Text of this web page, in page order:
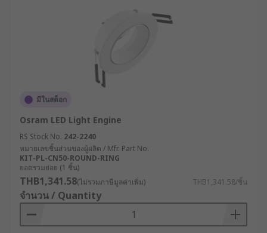
LED light strips come in various lengths to suit
different applications. Easy to use connectors are
available to help with installation.
Some LED Light Strips are cuttable with
household scissors where instructed and can be
datasheet for guidance before cutting any LED
strip. Flexible LED strips often come with a self-
adhesive backing for easy installation.
Are they waterproof?
There is a wide range of LED strip lights
available with different IP Ratings. This
มีในสต็อก
Osram LED Light Engine
RS Stock No. 242-2240
หมายเลขชิ้นส่วนของผู้ผลิต / Mfr. Part No.
KIT-PL-CN50-ROUND-RING
ยอดรวมย่อย (1 ชิ้น)
THB1,341.58(ไม่รวมภาษีมูลค่าเพิ่ม) THB1,341.58/ชิ้น
จำนวน / Quantity